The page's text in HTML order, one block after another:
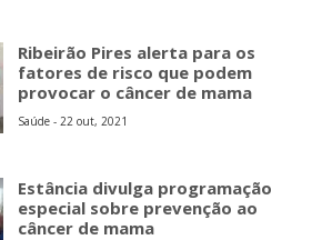
Ribeirão Pires alerta para os
fatores de risco que podem
provocar o câncer de mama
Saúde - 22 out, 2021
Estância divulga programação
especial sobre prevenção ao
câncer de mama